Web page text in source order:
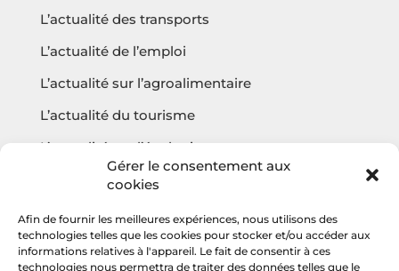
Gérer le consentement aux
cookies
Afin de fournir les meilleures expériences, nous utilisons des
technologies telles que les cookies pour stocker et/ou accéder aux
informations relatives à l'appareil. Le fait de consentir à ces
technologies nous permettra de traiter des données telles que le
L’actualité des transports
L’actualité de l’emploi
L’actualité sur l’agroalimentaire
L’actualité du tourisme
L’actualité sur l’écologie
Questions fréquentes
Contact